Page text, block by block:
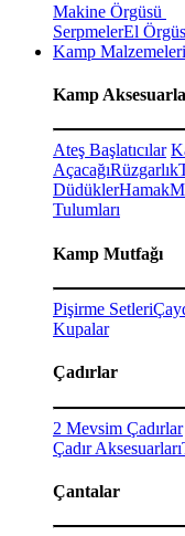
Makine Örgüsü
SerpmelerEl
Kamp Malzemeleri
Kamp
Ateş Başlatıcılar
AçacağıRüzgarlık
DüdüklerHamak
Tulumları
Kamp Mutfağı
Pişirme Setleri
Kupalar
Çadırlar
2 Mevsim Çadırlar
Çadır Aksesuarları
Çantalar